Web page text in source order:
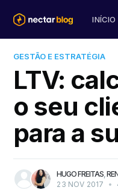
INÍCIO
GESTÃO E ESTRATÉGIA
LTV:
o seu
para a
HUGO FREITAS,
23 NOV 2017
•